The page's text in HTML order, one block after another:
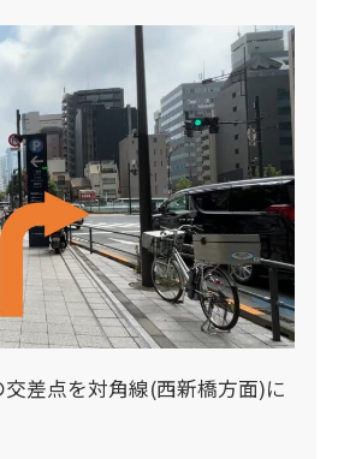
交差点を対角線(西新橋方面)に